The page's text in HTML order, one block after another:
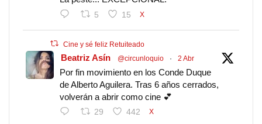
5 15 X
Cine y sé feliz Retuiteado
Beatriz Asín @circunloquio · 2 Abr
Por fin movimiento en los Conde Duque
de Alberto Aguilera. Tras 6 años cerrados,
volverán a abrir como cine 💕
29 442 X